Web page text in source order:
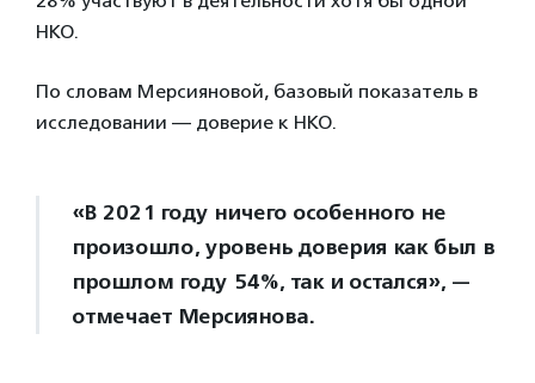
НКО.
По словам Мерсияновой, базовый показатель в
исследовании — доверие к НКО.
«В 2021 году ничего особенного не
произошло, уровень доверия как был в
прошлом году 54%, так и остался», —
отмечает Мерсиянова.